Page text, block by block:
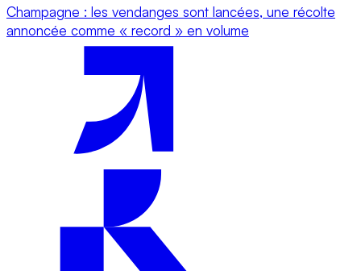
Champagne : les vendanges sont lancées, une récolte
annoncée comme « record » en volume